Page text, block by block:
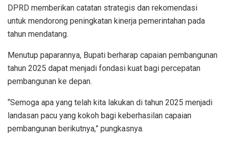
DPRD memberikan catatan strategis dan rekomendasi
untuk mendorong peningkatan kinerja pemerintahan pada
tahun mendatang.
Menutup paparannya, Bupati berharap capaian pembangunan
tahun 2025 dapat menjadi fondasi kuat bagi percepatan
pembangunan ke depan.
“Semoga apa yang telah kita lakukan di tahun 2025 menjadi
landasan pacu yang kokoh bagi keberhasilan capaian
pembangunan berikutnya,” pungkasnya.